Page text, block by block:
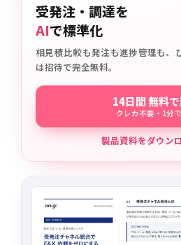
受発注・調達を
AIで標準化
相見積比較も発注も進捗管理も、
は招待で完全無料。
14日間 無料
クレカ不要・1分
製品資料をダウン